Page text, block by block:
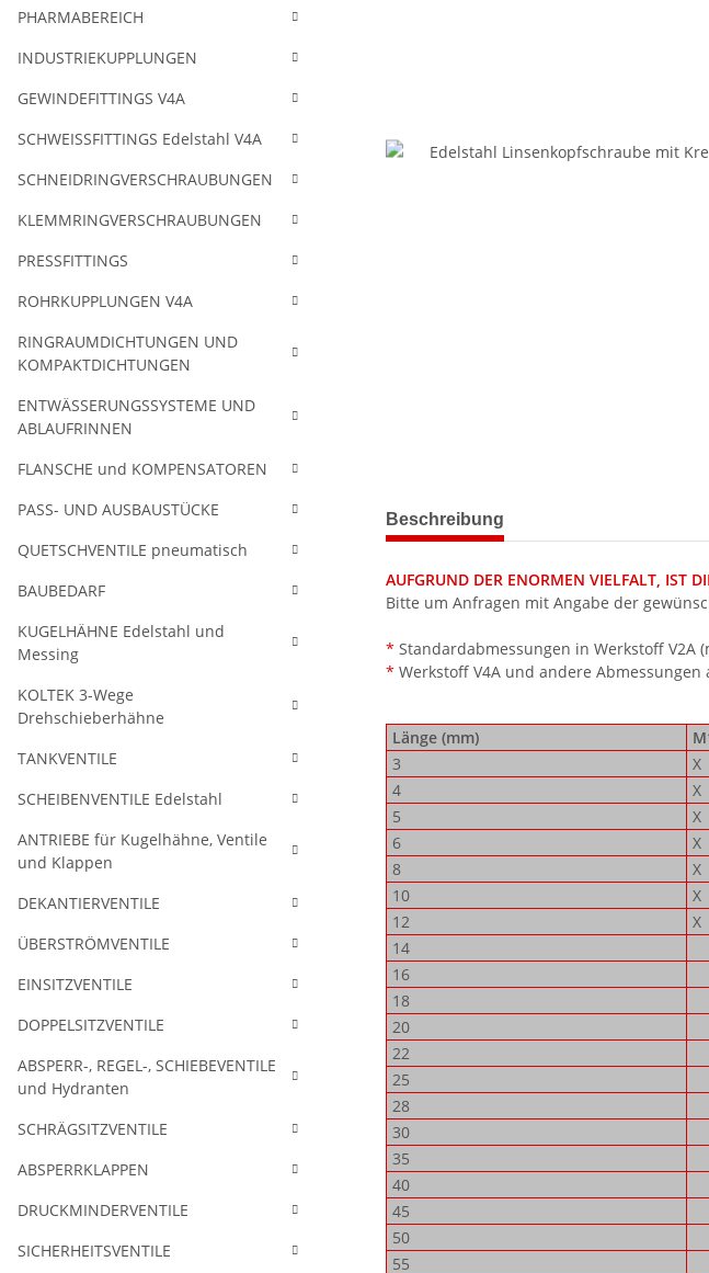
weitere Registerkarten anzeigen
Beschreibung
AUFGRUND DER ENORMEN VIELFALT, IST
Bitte um Anfragen mit Angabe der
* Standardabmessungen in Werkstoff V2A
* Werkstoff V4A und andere Abmessungen
Länge (mm)
3
X
4
X
5
X
6
X
8
X
10
X
12
X
14
16
18
20
22
25
28
30
35
40
45
50
55
PHARMABEREICH
INDUSTRIEKUPPLUNGEN
GEWINDEFITTINGS V4A
SCHWEISSFITTINGS Edelstahl V4A
SCHNEIDRINGVERSCHRAUBUNGEN
KLEMMRINGVERSCHRAUBUNGEN
PRESSFITTINGS
ROHRKUPPLUNGEN V4A
RINGRAUMDICHTUNGEN UND
KOMPAKTDICHTUNGEN
ENTWÄSSERUNGSSYSTEME UND
ABLAUFRINNEN
FLANSCHE und KOMPENSATOREN
PASS- UND AUSBAUSTÜCKE
QUETSCHVENTILE pneumatisch
BAUBEDARF
KUGELHÄHNE Edelstahl und
Messing
KOLTEK 3-Wege
Drehschieberhähne
TANKVENTILE
SCHEIBENVENTILE Edelstahl
ANTRIEBE für Kugelhähne, Ventile
und Klappen
DEKANTIERVENTILE
ÜBERSTRÖMVENTILE
EINSITZVENTILE
DOPPELSITZVENTILE
ABSPERR-, REGEL-, SCHIEBEVENTILE
und Hydranten
SCHRÄGSITZVENTILE
ABSPERRKLAPPEN
DRUCKMINDERVENTILE
SICHERHEITSVENTILE